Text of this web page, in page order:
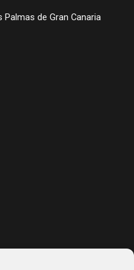
Palmas de Gran Canaria